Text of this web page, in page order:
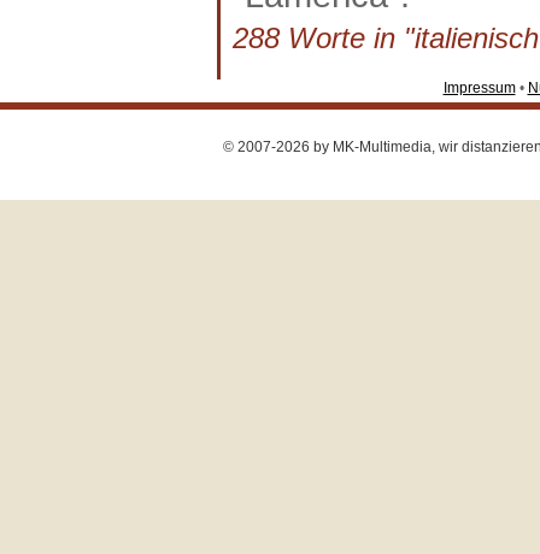
288 Worte in
Impressum•
© 2007-2026 by MK-Multimedia, wir